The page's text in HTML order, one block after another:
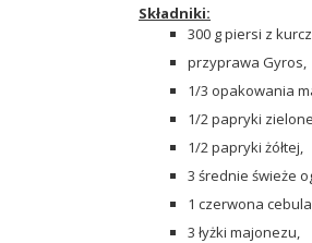
Składniki:
300 g piersi z
przyprawa Gyros,
1/3 opakowania
1/2 papryki
1/2 papryki żółtej,
3 średnie świeże
1 czerwona
3 łyżki majonezu,